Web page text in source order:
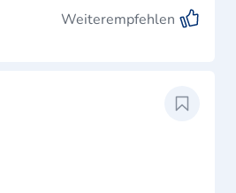
Weiterempfehlen